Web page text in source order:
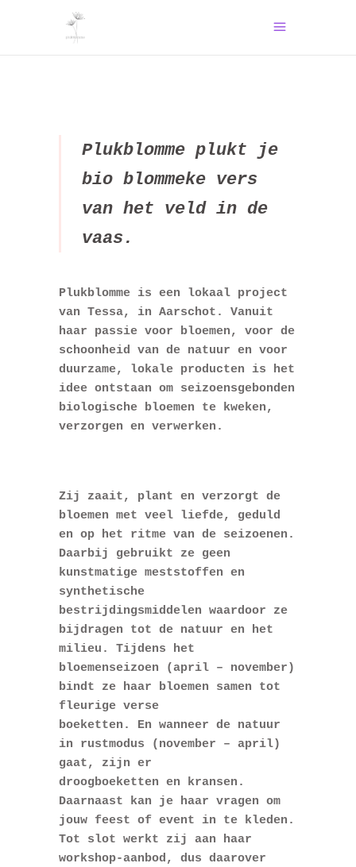
Plukblomme plukt je
bio blommeke vers
van het veld in de
vaas.
Plukblomme is een lokaal project
van Tessa, in Aarschot. Vanuit
haar passie voor bloemen, voor de
schoonheid van de natuur en voor
duurzame, lokale producten is het
idee ontstaan om seizoensgebonden
biologische bloemen te kweken,
verzorgen en verwerken.
Zij zaait, plant en verzorgt de
bloemen met veel liefde, geduld
en op het ritme van de seizoenen.
Daarbij gebruikt ze geen
kunstmatige meststoffen en
synthetische
bestrijdingsmiddelen waardoor ze
bijdragen tot de natuur en het
milieu. Tijdens het
bloemenseizoen (april – november)
bindt ze haar bloemen samen tot
fleurige verse
boeketten. En wanneer de natuur
in rustmodus (november – april)
gaat, zijn er
droogboeketten en kransen.
Daarnaast kan je haar vragen om
jouw feest of event in te kleden.
Tot slot werkt zij aan haar
workshop-aanbod, dus daarover